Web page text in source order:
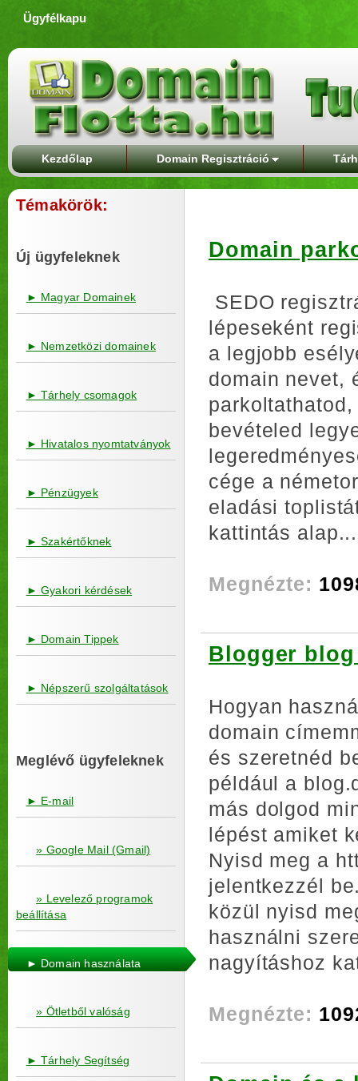
Ügyfélkapu
Kezdőlap Domain Regisztráció
Témakörök:
Új ügyfeleknek
► Magyar Domainek
► Nemzetközi domainek
► Tárhely csomagok
► Hivatalos nyomtatványok
► Pénzügyek
► Szakértőknek
► Gyakori kérdések
► Domain Tippek
► Népszerű szolgáltatások
Meglévő ügyfeleknek
► E-mail
» Google Mail (Gmail)
» Levelező programok
beállítása
► Domain használata
» Ötletből valóság
► Tárhely Segítség
Domain
SEDO
lépeseként
a legjobb
domain nevet,
bevételed
cége a
eladási
kattintás alap...
Megnézte:
Blogger
Hogyan
domain
és szeretnéd
például a
más dolgod
lépést amiket
Nyisd meg a
jelentkezzél
közül nyisd
használni
nagyításhoz
Megnézte: